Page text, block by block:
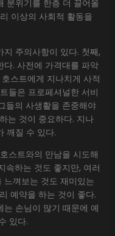
분위기를 한층 더 끌어올
이상의 사회적 활동을
주의사항이 있다. 첫째,
. 사전에 가격대를 파악
스트에게 지나치게 사적
들은 프로페셔널한 서비
들의 사생활을 존중해야
는 것이 중요하다. 지나
깨질 수 있다.
스트와의 만남을 시도해
속하는 것도 좋지만, 여러
느껴보는 것도 재미있는
예약을 하는 것이 좋다.
손님이 많기 때문에 예
있다.